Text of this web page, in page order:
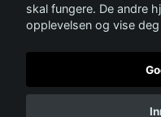
©
skal fungere. De andre
opplevelsen og vise